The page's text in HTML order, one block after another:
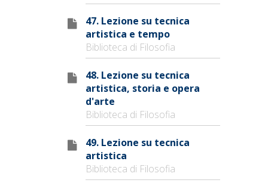
47. Lezione su tecnica
artistica e tempo
Biblioteca di Filosofia
48. Lezione su tecnica
artistica, storia e opera
d'arte
Biblioteca di Filosofia
49. Lezione su tecnica
artistica
Biblioteca di Filosofia